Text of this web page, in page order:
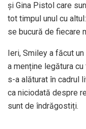
și Gina Pistol care
tot timpul unul cu
se bucură de fiecare
Ieri, Smiley a făcut
a menține legătura
s-a alăturat în cadrul
ca niciodată despre
sunt de îndrăgostiți.